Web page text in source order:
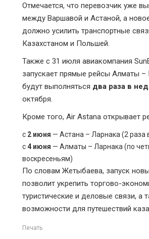
Отмечается, что перевозчик уже
между Варшавой и Астаной, а
должно усилить транспортные
Казахстаном и Польшей.
Также с 31 июля авиакомпания
запускает прямые рейсы Алматы
будут выполняться два раза в
октября.
Кроме того, Air Astana открывает
с 2 июня — Астана – Ларнака (2 раза
с4 июня — Алматы – Ларнака (по
воскресеньям)
По словам Жетыбаева, запуск
позволит укрепить торгово-
туристические и деловые связи, а
возможности для путешествий
Печать